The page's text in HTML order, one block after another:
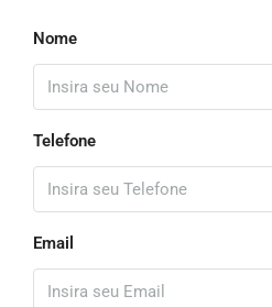
Nome
Telefone
Email